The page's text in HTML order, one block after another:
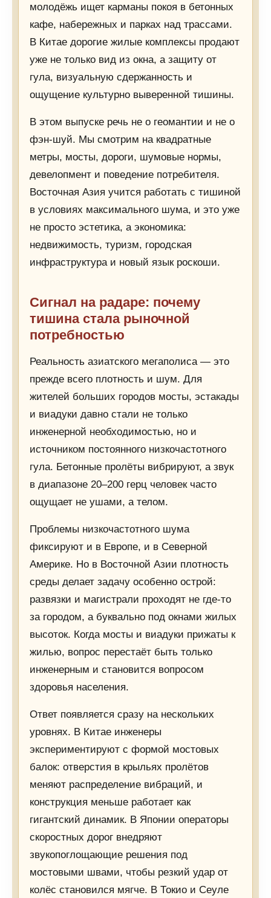
молодёжь ищет карманы покоя в бетонных
кафе, набережных и парках над трассами.
В Китае дорогие жилые комплексы продают
уже не только вид из окна, а защиту от
гула, визуальную сдержанность и
ощущение культурно выверенной тишины.
В этом выпуске речь не о геомантии и не о
фэн-шуй. Мы смотрим на квадратные
метры, мосты, дороги, шумовые нормы,
девелопмент и поведение потребителя.
Восточная Азия учится работать с тишиной
в условиях максимального шума, и это уже
не просто эстетика, а экономика:
недвижимость, туризм, городская
инфраструктура и новый язык роскоши.
Сигнал на радаре: почему
тишина стала рыночной
потребностью
Реальность азиатского мегаполиса — это
прежде всего плотность и шум. Для
жителей больших городов мосты, эстакады
и виадуки давно стали не только
инженерной необходимостью, но и
источником постоянного низкочастотного
гула. Бетонные пролёты вибрируют, а звук
в диапазоне 20–200 герц человек часто
ощущает не ушами, а телом.
Проблемы низкочастотного шума
фиксируют и в Европе, и в Северной
Америке. Но в Восточной Азии плотность
среды делает задачу особенно острой:
развязки и магистрали проходят не где-то
за городом, а буквально под окнами жилых
высоток. Когда мосты и виадуки прижаты к
жилью, вопрос перестаёт быть только
инженерным и становится вопросом
здоровья населения.
Ответ появляется сразу на нескольких
уровнях. В Китае инженеры
экспериментируют с формой мостовых
балок: отверстия в крыльях пролётов
меняют распределение вибраций, и
конструкция меньше работает как
гигантский динамик. В Японии операторы
скоростных дорог внедряют
звукопоглощающие решения под
мостовыми швами, чтобы резкий удар от
колёс становился мягче. В Токио и Сеуле